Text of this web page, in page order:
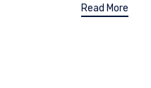
Read More